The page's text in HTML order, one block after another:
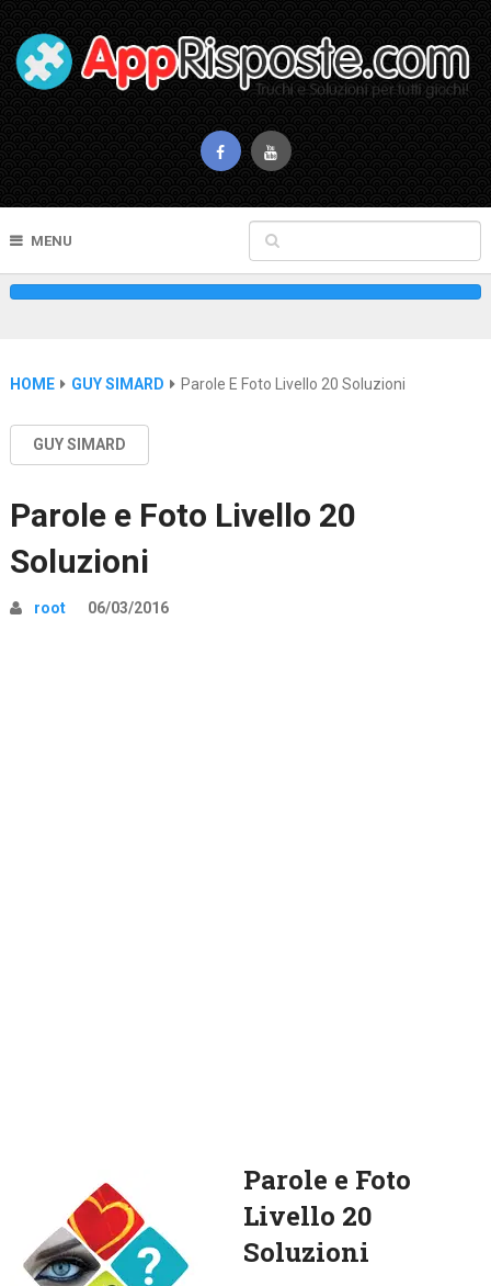
MENU
HOME GUY SIMARD Parole E Foto Livello 20 Soluzioni
GUY SIMARD
Parole e Foto Livello 20
Soluzioni
root 06/03/2016
Parole e Foto
Livello 20
Soluzioni